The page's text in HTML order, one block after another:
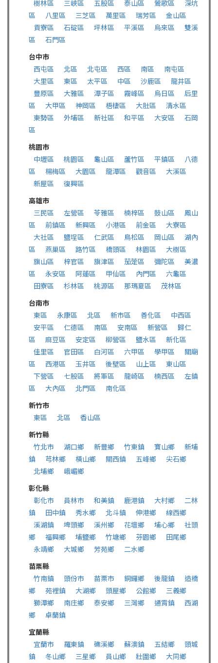
樹林區 三峽區 五股區 泰山區 鶯歌區
深坑
區
八里區 三芝區 萬里區 瑞芳區
金山區
貢寮區
石碇區 坪林區 平溪區 烏來區
雙溪
區
石門區
台中市
西屯區
北區 北屯區 西區 南區
南屯區
大里區
東區 太平區 中區 沙鹿區
龍井區
豐原區
大雅區 潭子區 霧峰區 烏日區
后里
區
大甲區 神岡區 梧棲區 大肚區
清水區
東勢區
外埔區 新社區 和平區 大安區
石岡
區
桃園市
中壢區
桃園區 龜山區 蘆竹區 平鎮區
八德
區
楊梅區 大園區 龍潭區 觀音區
大溪區
新屋區
復興區
高雄市
三民區
左營區 苓雅區 楠梓區 鼓山區
鳳山
區
前鎮區 新興區 小港區 前金區
大寮區
大社區
鹽埕區 仁武區 鳥松區 岡山區
湖內
區
燕巢區 路竹區 橋頭區 林園區
大樹區
旗山區
梓官區 旗津區 茄萣區 彌陀區
美濃
區
永安區 阿蓮區 甲仙區 內門區
六龜區
田寮區
杉林區 桃源區 那瑪夏區
茂林區
台南市
東區
永康區 北區 新市區 善化區
中西區
安平區
仁德區 南區 安南區 新營區
歸仁
區
麻豆區 安定區 柳營區 鹽水區
新化區
佳里區
官田區 白河區 六甲區 學甲區
關廟
區
西港區 玉井區 後壁區 山上區
東山區
下營區
七股區 將軍區 龍崎區 楠西區
左鎮
區
大內區 北門區
南化區
新竹市
東區
北區
香山區
新竹縣
竹北市
湖口鄉 新豐鄉 竹東鎮 寶山鄉
新埔
鎮
芎林鄉 橫山鄉 關西鎮 五峰鄉
尖石鄉
北埔鄉
峨嵋鄉
彰化縣
彰化市
員林市 和美鎮 鹿港鎮 大村鄉
二林
鎮
田中鎮 秀水鄉 北斗鎮 伸港鄉
線西鄉
溪湖鎮
埤頭鄉 溪州鄉 花壇鄉 埔心鄉
社頭
鄉
福興鄉 埔鹽鄉 竹塘鄉 芬園鄉
田尾鄉
永靖鄉
大城鄉 芳苑鄉
二水鄉
苗栗縣
竹南鎮
頭份市 苗栗市 銅鑼鄉 後龍鎮
造橋
鄉
苑裡鎮 大湖鄉 頭屋鄉 公館鄉
三義鄉
獅潭鄉
南庄鄉 泰安鄉 三灣鄉 通霄鎮
西湖
鄉
卓蘭鎮
宜蘭縣
宜蘭市
羅東鎮 礁溪鄉 蘇澳鎮 五結鄉
頭城
鎮
冬山鄉 三星鄉 員山鄉 壯圍鄉
大同鄉